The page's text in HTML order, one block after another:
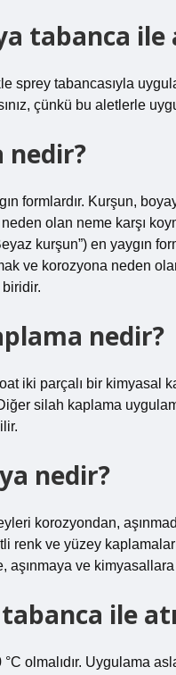
tabanca ile
sprey tabancasıyla
çünkü bu aletlerle
nedir?
formlardır. Kurşun,
olan neme karşı
kurşun”) en yaygın
ve korozyona neden
nedir?
iki parçalı bir kimyasal
silah kaplama
nedir?
korozyondan,
renk ve yüzey
ve kimyasallara
ile
°C olmalıdır. Uygulama